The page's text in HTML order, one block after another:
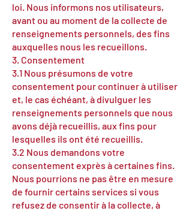
loi. Nous informons nos utilisateurs,
avant ou au moment de la collecte de
renseignements personnels, des fins
auxquelles nous les recueillons.
3. Consentement
3.1 Nous présumons de votre
consentement pour continuer à utiliser
et, le cas échéant, à divulguer les
renseignements personnels que nous
avons déjà recueillis, aux fins pour
lesquelles ils ont été recueillis.
3.2 Nous demandons votre
consentement exprès à certaines fins.
Nous pourrions ne pas être en mesure
de fournir certains services si vous
refusez de consentir à la collecte, à